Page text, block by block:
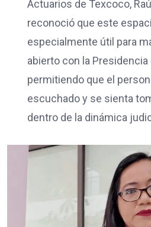
Actuarios de Texcoco,
reconoció que este
especialmente útil para
abierto con la Presidencia
permitiendo que el
escuchado y se sienta
dentro de la dinámica